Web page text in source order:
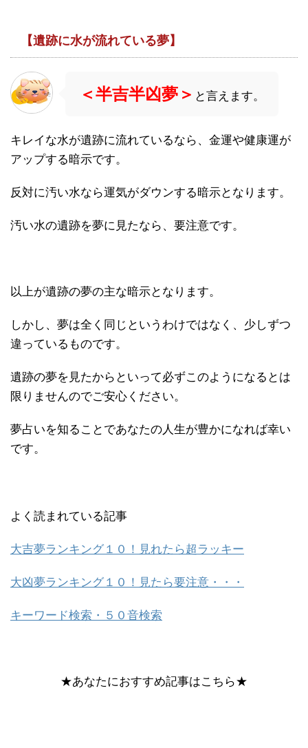
【遺跡に水が流れている夢】
＜半吉半凶夢＞ と言えます。
キレイな水が遺跡に流れているなら、金運や健康運が
アップする暗示です。
反対に汚い水なら運気がダウンする暗示となります。
汚い水の遺跡を夢に見たなら、要注意です。
以上が遺跡の夢の主な暗示となります。
しかし、夢は全く同じというわけではなく、少しずつ
違っているものです。
遺跡の夢を見たからといって必ずこのようになるとは
限りませんのでご安心ください。
夢占いを知ることであなたの人生が豊かになれば幸い
です。
よく読まれている記事
大吉夢ランキング１０！見れたら超ラッキー
大凶夢ランキング１０！見たら要注意・・・
キーワード検索・５０音検索
★あなたにおすすめ記事はこちら★